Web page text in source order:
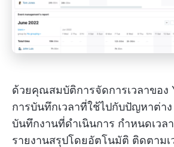
ด้วยคุณสมบัติการจัดการเวลาของ
การบันทึกเวลาที่ใช้ไปกับปัญหาต่าง
บันทึกงานที่ดำเนินการ กำหนดเวล
รายงานสรุปโดยอัตโนมัติ ติดตาม